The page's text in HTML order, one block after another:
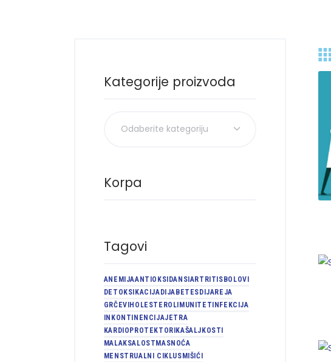
Kategorije proizvoda
Korpa
Tagovi
ANEMIJAANTIOKSIDANSIARTRITIS BOLOVI
DETOKSIKACIJA DIJABETES DIJAREJA
GRČEVI HOLESTEROL IMUNITET INFEKCIJA
INKONTINENCIJAJETRA
KARDIOPROTEKTORI KAŠALJ KOSTI
MALAKSALOST MASNOĆA
MENSTRUALNI CIKLUS MIŠIĆI